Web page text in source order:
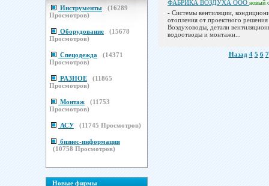
Инструменты (16289
Просмотров)
Оборудование (15678
Просмотров)
Спецодежда (14371
Просмотров)
РАЗНОЕ (11865
Просмотров)
Монтаж (11753
Просмотров)
АСУ (11745 Просмотров)
бизнес-информация
(10758 Просмотров)
Новые фирмы
ФАБРИКА ВОЗДУХА ООО новый
- Системы вентиляции,
отопления от проектного
Воздуховоды, детали
водоотводы и монтажн...
Назад 4 5 6 7